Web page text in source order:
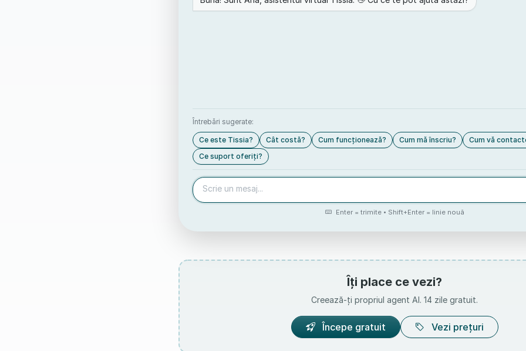
Întrebări sugerate:
Ce este Tissia? Cât costă? Cum funcționează? Cum mă înscriu?
Cum vă
Ce suport oferiți?
Scrie un mesaj
Enter = trimite • Shift+Enter = linie nouă
Îți place ce vezi?
Creează-ți propriul agent AI. 14 zile gratuit.
Începe gratuit Vezi prețuri